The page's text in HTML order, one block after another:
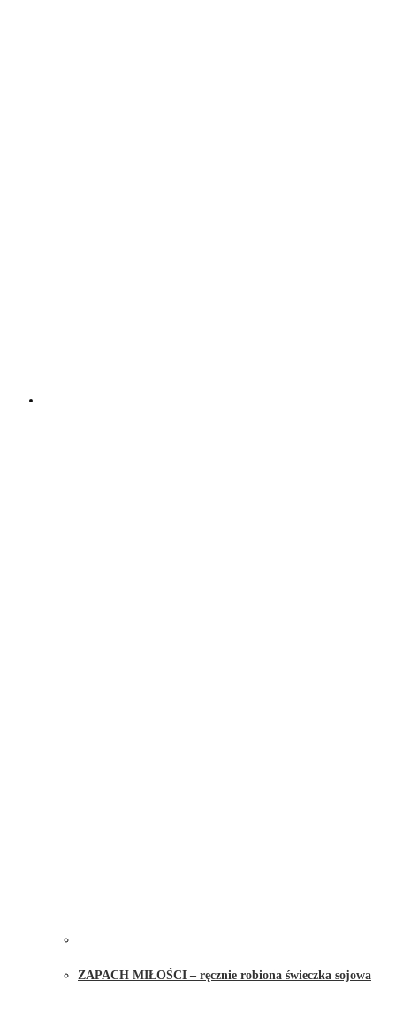
ZAPACH MIŁOŚCI – ręcznie robiona świeczka sojowa